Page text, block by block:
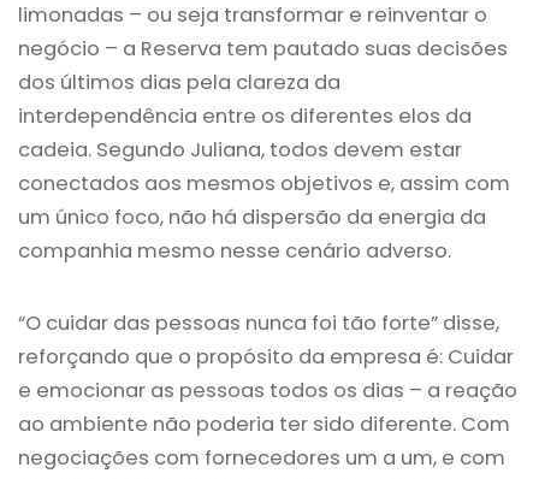
limonadas – ou seja transformar e reinventar o
negócio – a Reserva tem pautado suas decisões
dos últimos dias pela clareza da
interdependência entre os diferentes elos da
cadeia. Segundo Juliana, todos devem estar
conectados aos mesmos objetivos e, assim com
um único foco, não há dispersão da energia da
companhia mesmo nesse cenário adverso.
“O cuidar das pessoas nunca foi tão forte” disse,
reforçando que o propósito da empresa é: Cuidar
e emocionar as pessoas todos os dias – a reação
ao ambiente não poderia ter sido diferente. Com
negociações com fornecedores um a um, e com